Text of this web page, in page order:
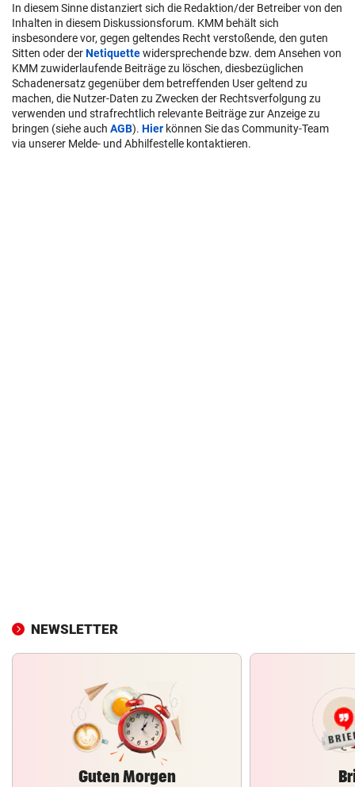
In diesem Sinne distanziert sich die Redaktion/der Betreiber von den
Inhalten in diesem Diskussionsforum. KMM behält sich
insbesondere vor, gegen geltendes Recht verstoßende, den guten
Sitten oder derNetiquettewidersprechende bzw. dem Ansehen von
KMM zuwiderlaufende Beiträge zu löschen, diesbezüglichen
Schadenersatz gegenüber dem betreffenden User geltend zu
machen, die Nutzer-Daten zu Zwecken der Rechtsverfolgung zu
verwenden und strafrechtlich relevante Beiträge zur Anzeige zu
bringen (siehe auch AGB). Hier können Sie das Community-Team
via unserer Melde- und Abhilfestelle kontaktieren.
NEWSLETTER
Guten Morgen